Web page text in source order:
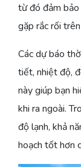
từ đó đảm bảo
gặp rắc rối
Các dự báo
tiết, nhiệt độ,
này giúp bạn
khi ra ngoài.
độ lạnh, khả
hoạch tốt hơn